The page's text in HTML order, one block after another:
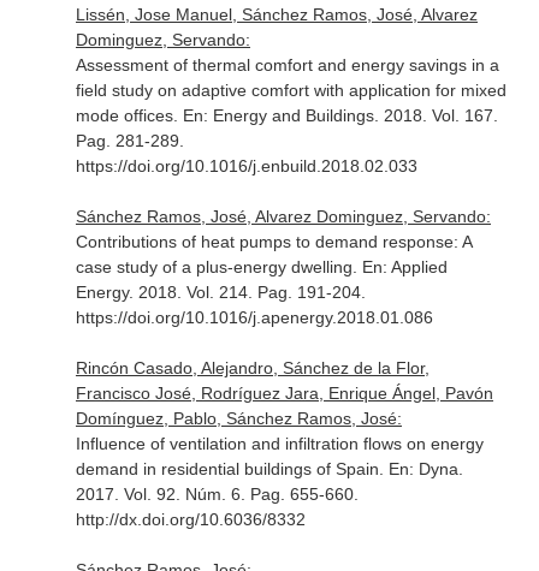
Lissén, Jose Manuel, Sánchez Ramos, José, Alvarez
Dominguez, Servando:
Assessment of thermal comfort and energy savings in a
field study on adaptive comfort with application for mixed
mode offices. En: Energy and Buildings. 2018. Vol. 167.
Pag. 281-289.
https://doi.org/10.1016/j.enbuild.2018.02.033
Sánchez Ramos, José, Alvarez Dominguez, Servando:
Contributions of heat pumps to demand response: A
case study of a plus-energy dwelling. En: Applied
Energy. 2018. Vol. 214. Pag. 191-204.
https://doi.org/10.1016/j.apenergy.2018.01.086
Rincón Casado, Alejandro, Sánchez de la Flor,
Francisco José, Rodríguez Jara, Enrique Ángel, Pavón
Domínguez, Pablo, Sánchez Ramos, José:
Influence of ventilation and infiltration flows on energy
demand in residential buildings of Spain. En: Dyna
2017. Vol. 92. Núm. 6. Pag. 655-660.
http://dx.doi.org/10.6036/8332